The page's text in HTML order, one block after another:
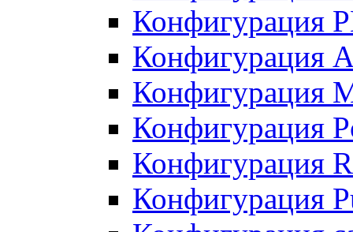
Конфигурация
Конфигурация
Конфигурация
Конфигурация
Конфигурация
Конфигурация